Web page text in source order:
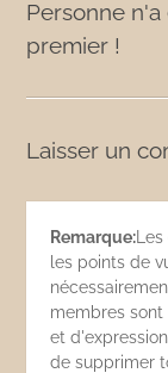
Personne
premier !
Laisser un
Remarque:
les points de
membres sont
et
de supprimer